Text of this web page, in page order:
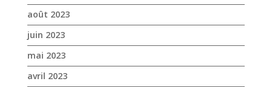
août 2023
juin 2023
mai 2023
avril 2023